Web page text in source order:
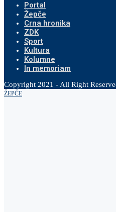
Portal
Žepče
Crna hronika
ZDK
Sport
Kultura
Kolumne
In memoriam
Copyright 2021 - All Right
ŽEPČE